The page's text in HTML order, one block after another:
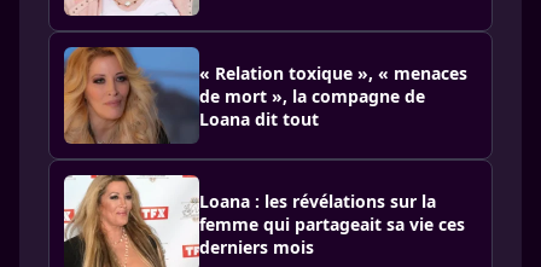
« Relation toxique », « menaces
de mort », la compagne de
Loana dit tout
Loana : les révélations sur la
femme qui partageait sa vie ces
derniers mois